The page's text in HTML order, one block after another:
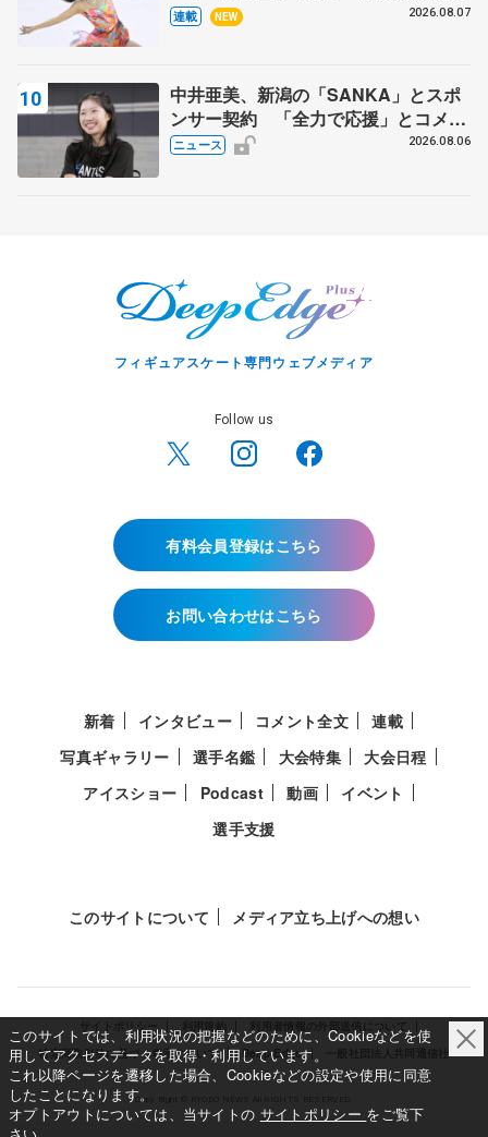
田麻央
連載 NEW 2026.08.07
中井亜美、新潟の「SANKA」とスポ
ンサー契約 「全力で応援」とコメン
ト
ニュース 2026.08.06
フィギュアスケート専門ウェブメディア
Follow us
有料会員登録はこちら
お問い合わせはこちら
新着 インタビュー コメント全文
連載
写真ギャラリー
選手名鑑 大会特集
大会日程
アイスショー
Podcast 動画
イベント
選手支援
このサイトについて メディア立ち上げへの想い
サイトポリシー 利用規約
特定商取引法に基づく表示について
Deep Edge 一般社団法人共同通信社
Copy Right © KYODO NEWS All RIGHTS RESERVED.
このサイトでは、利用状況の把握などのために、Cookieなどを使
用してアクセスデータを取得・利用しています。
これ以降ページを遷移した場合、Cookieなどの設定や使用に同意
したことになります。
オプトアウトについては、当サイトの サイトポリシー をご覧下